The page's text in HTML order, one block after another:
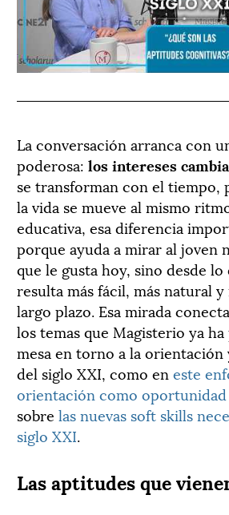
La conversación arranca con
poderosa: los intereses
se transforman con el tiempo,
la vida se mueve al mismo
educativa, esa diferencia
porque ayuda a mirar al joven
que le gusta hoy, sino desde
resulta más fácil, más natural y
largo plazo. Esa mirada
los temas que Magisterio ya
mesa en torno a la orientación
del siglo XXI, como en este
orientación como oportunidad
sobre las nuevas soft skills
siglo XXI.
Las aptitudes que